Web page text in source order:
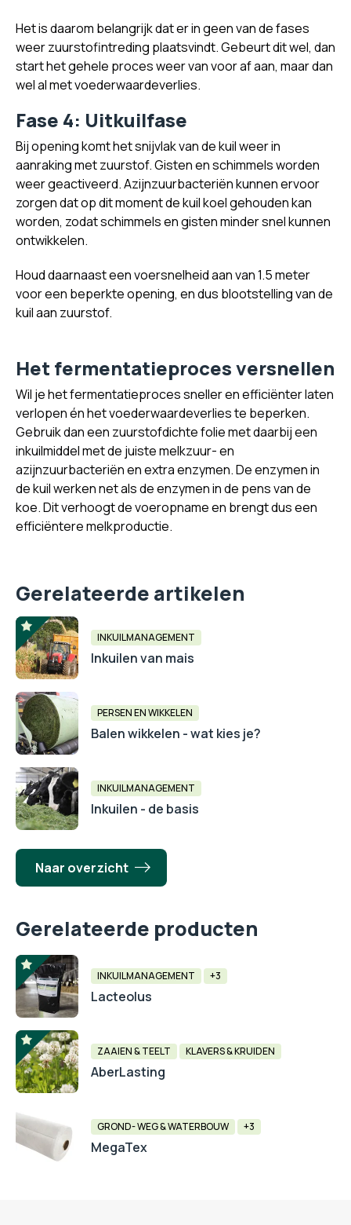
Het is daarom belangrijk dat er in geen van de fases
weer zuurstofintreding plaatsvindt. Gebeurt dit wel, dan
start het gehele proces weer van voor af aan, maar dan
wel al met voederwaardeverlies.
Fase 4: Uitkuilfase
Bij opening komt het snijvlak van de kuil weer in
aanraking met zuurstof. Gisten en schimmels worden
weer geactiveerd. Azijnzuurbacteriën kunnen ervoor
zorgen dat op dit moment de kuil koel gehouden kan
worden, zodat schimmels en gisten minder snel kunnen
ontwikkelen.
Houd daarnaast een voersnelheid aan van 1.5 meter
voor een beperkte opening, en dus blootstelling van de
kuil aan zuurstof.
Het fermentatieproces versnellen
Wil je het fermentatieproces sneller en efficiënter laten
verlopen én het voederwaardeverlies te beperken.
Gebruik dan een zuurstofdichte folie met daarbij een
inkuilmiddel met de juiste melkzuur- en
azijnzuurbacteriën en extra enzymen. De enzymen in
de kuil werken net als de enzymen in de pens van de
koe. Dit verhoogt de voeropname en brengt dus een
efficiëntere melkproductie.
Gerelateerde artikelen
INKUILMANAGEMENT
Inkuilen van mais
PERSEN EN WIKKELEN
Balen wikkelen - wat kies je?
INKUILMANAGEMENT
Inkuilen - de basis
Naar overzicht
Gerelateerde producten
INKUILMANAGEMENT +3
Lacteolus
ZAAIEN & TEELT KLAVERS & KRUIDEN
AberLasting
GROND- WEG & WATERBOUW +3
MegaTex